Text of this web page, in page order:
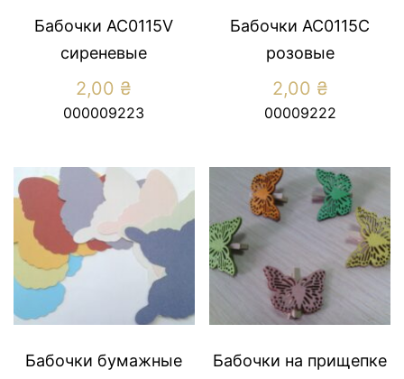
Бабочки АС0115V
сиреневые
2,00 ₴
000009223
Бабочки АС0115С
розовые
2,00 ₴
00009222
Бабочки бумажные
Бабочки на прищепке